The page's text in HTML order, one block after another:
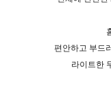
편안하고 부드
라이트한